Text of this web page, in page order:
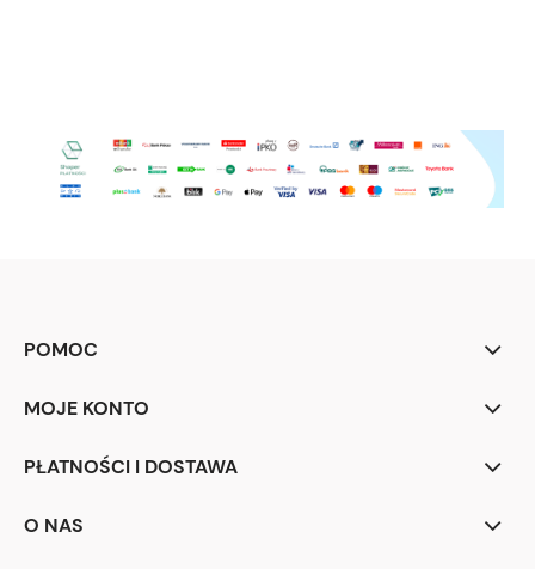
POMOC
MOJE KONTO
PŁATNOŚCI I DOSTAWA
O NAS